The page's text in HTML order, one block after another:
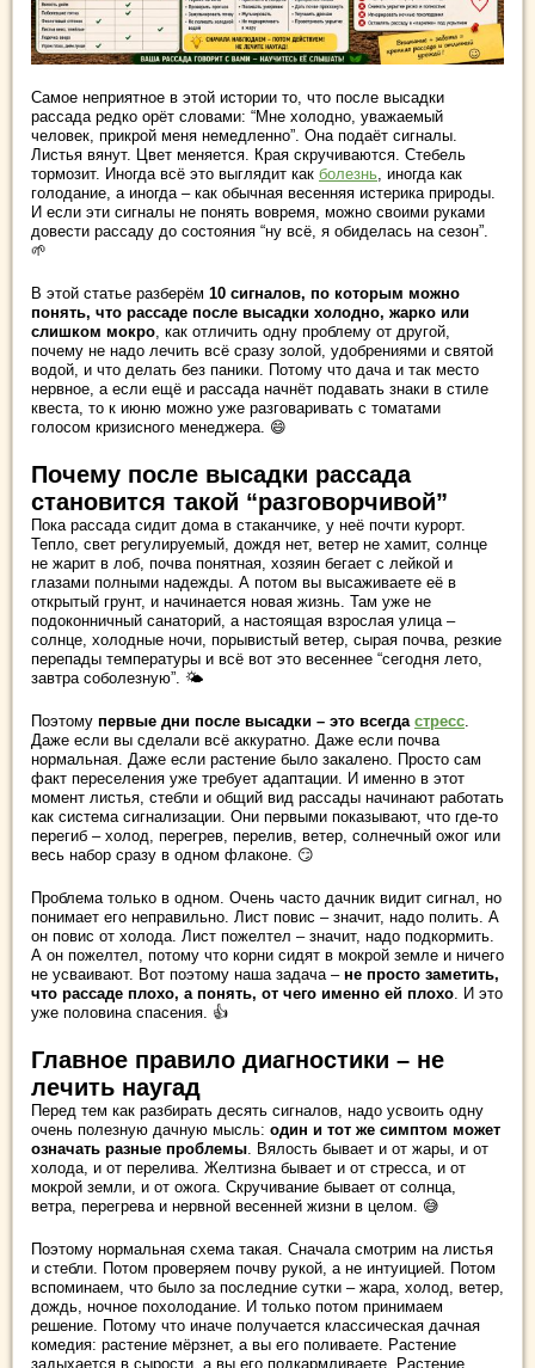
Самое неприятное в этой истории то, что после высадки
рассада редко орёт словами: “Мне холодно, уважаемый
человек, прикрой меня немедленно”. Она подаёт сигналы.
Листья вянут. Цвет меняется. Края скручиваются. Стебель
тормозит. Иногда всё это выглядит как болезнь , иногда как
голодание, а иногда – как обычная весенняя истерика природы.
И если эти сигналы не понять вовремя, можно своими руками
довести рассаду до состояния “ну всё, я обиделась на сезон”.
🌱
В этой статье разберём 10 сигналов, по которым можно
понять, что рассаде после высадки холодно, жарко или
слишком мокро , как отличить одну проблему от другой,
почему не надо лечить всё сразу золой, удобрениями и святой
водой, и что делать без паники. Потому что дача и так место
нервное, а если ещё и рассада начнёт подавать знаки в стиле
квеста, то к июню можно уже разговаривать с томатами
голосом кризисного менеджера. 😄
Почему после высадки рассада
становится такой “разговорчивой”
Пока рассада сидит дома в стаканчике, у неё почти курорт.
Тепло, свет регулируемый, дождя нет, ветер не хамит, солнце
не жарит в лоб, почва понятная, хозяин бегает с лейкой и
глазами полными надежды. А потом вы высаживаете её в
открытый грунт, и начинается новая жизнь. Там уже не
подоконничный санаторий, а настоящая взрослая улица –
солнце, холодные ночи, порывистый ветер, сырая почва, резкие
перепады температуры и всё вот это весеннее “сегодня лето,
завтра соболезную”. 🌤️
Поэтому первые дни после высадки – это всегда стресс
Даже если вы сделали всё аккуратно. Даже если почва
нормальная. Даже если растение было закалено. Просто сам
факт переселения уже требует адаптации. И именно в этот
момент листья, стебли и общий вид рассады начинают работать
как система сигнализации. Они первыми показывают, что где-то
перегиб – холод, перегрев, перелив, ветер, солнечный ожог или
весь набор сразу в одном флаконе. 😏
Проблема только в одном. Очень часто дачник видит сигнал, но
понимает его неправильно. Лист повис – значит, надо полить. А
он повис от холода. Лист пожелтел – значит, надо подкормить.
А он пожелтел, потому что корни сидят в мокрой земле и ничего
не усваивают. Вот поэтому наша задача – не просто заметить,
что рассаде плохо, а понять, от чего именно ей плохо . И это
уже половина спасения. 👍
Главное правило диагностики – не
лечить наугад
Перед тем как разбирать десять сигналов, надо усвоить одну
очень полезную дачную мысль: один и тот же симптом может
означать разные проблемы . Вялость бывает и от жары, и от
холода, и от перелива. Желтизна бывает и от стресса, и от
мокрой земли, и от ожога. Скручивание бывает от солнца,
ветра, перегрева и нервной весенней жизни в целом. 😅
Поэтому нормальная схема такая. Сначала смотрим на листья
и стебли. Потом проверяем почву рукой, а не интуицией. Потом
вспоминаем, что было за последние сутки – жара, холод, ветер,
дождь, ночное похолодание. И только потом принимаем
решение. Потому что иначе получается классическая дачная
комедия: растение мёрзнет, а вы его поливаете. Растение
задыхается в сырости, а вы его подкармливаете. Растение